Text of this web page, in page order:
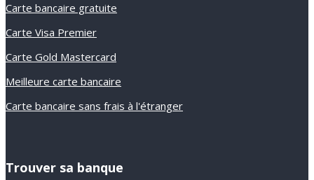
Carte bancaire gratuite
Carte Visa Premier
Carte Gold Mastercard
Meilleure carte bancaire
Carte bancaire sans frais à l'étranger
Trouver sa banque